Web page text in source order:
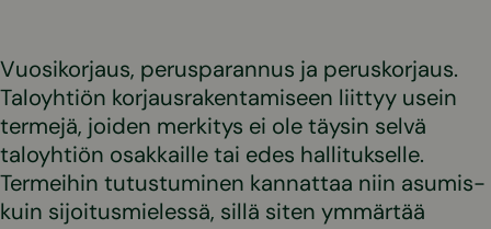
Vuosikorjaus, perusparannus ja peruskorjaus.
Taloyhtiön korjausrakentamiseen liittyy usein
termejä, joiden merkitys ei ole täysin selvä
taloyhtiön osakkaille tai edes hallitukselle.
Termeihin tutustuminen kannattaa niin asumis-
kuin sijoitusmielessä, sillä siten ymmärtää